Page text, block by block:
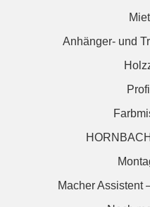
Anhänger- und
Macher Assistent